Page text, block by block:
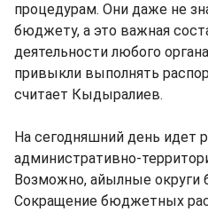
процедурам. Они даже не
бюджету, а это важная
деятельности любого
привыкли выполнять
считает Кыдыралиев.
На сегодняшний день идет
административно-
Возможно, айылные округи
Сокращение бюджетных